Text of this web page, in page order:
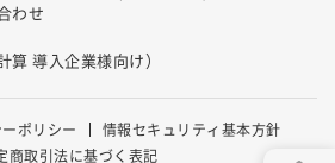
わせ
算 導入企業様向け）
ポリシー
情報セキュリティ基本方針
商取引法に基づく表記